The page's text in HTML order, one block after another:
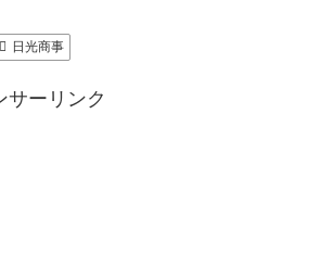
日光商事
サーリンク